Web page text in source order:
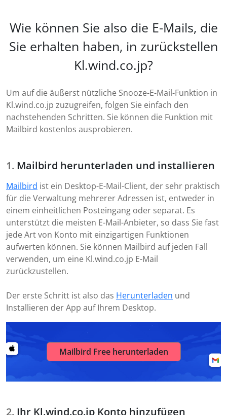
Wie können Sie also die E-Mails, die
Sie erhalten haben, in zurückstellen
Kl.wind.co.jp?
Um auf die äußerst nützliche Snooze-E-Mail-Funktion in
Kl.wind.co.jp zuzugreifen, folgen Sie einfach den
nachstehenden Schritten. Sie können die Funktion mit
Mailbird kostenlos ausprobieren.
Mailbird herunterladen und installieren
Mailbird ist ein Desktop-E-Mail-Client, der sehr praktisch
für die Verwaltung mehrerer Adressen ist, entweder in
einem einheitlichen Posteingang oder separat. Es
unterstützt die meisten E-Mail-Anbieter, so dass Sie fast
jede Art von Konto mit einzigartigen Funktionen
aufwerten können. Sie können Mailbird auf jeden Fall
verwenden, um eine Kl.wind.co.jp E-Mail
zurückzustellen.
Der erste Schritt ist also das Herunterladen und
Installieren der App auf Ihrem Desktop.
Mailbird Free herunterladen
Ihr Kl.wind.co.jp Konto hinzufügen